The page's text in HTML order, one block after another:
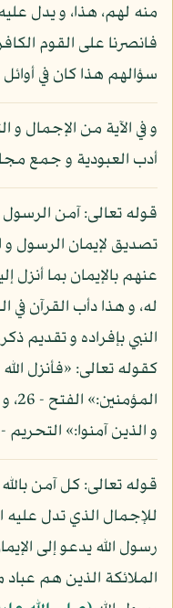
منه لهم، هذا، و يدل
فانصرنا على القوم
سؤالهم هذا كان في
و في الآية من الإجمال و
أدب العبودية و جمع
قوله تعالى: آمن الرسول
تصديق لإيمان الرسول و
عنهم بالإيمان بما أنزل
له، و هذا دأب القرآن في
النبي بإفراده و تقديم
كقوله تعالى: «فأنزل
و الذين آمنوا:» التحريم - 8.
قوله تعالى: كل آمن
للإجمال الذي تدل عليه
رسول الله يدعو إلى
الملائكة الذين هم